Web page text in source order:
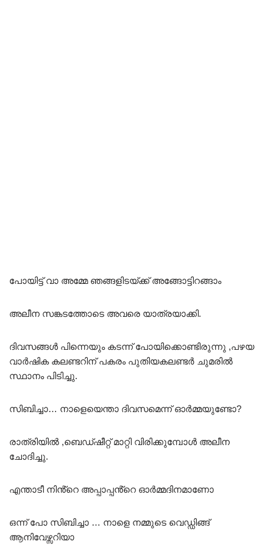
പോയിട്ട് വാ അമ്മേ ഞങ്ങളിടയ്ക്ക് അങ്ങോട്ടിറങ്ങാം
അലീന സങ്കടത്തോടെ അവരെ യാത്രയാക്കി.
ദിവസങ്ങൾ പിന്നെയും കടന്ന് പോയിക്കൊണ്ടിരുന്നു ,പഴയ
വാർഷിക കലണ്ടറിന് പകരം പുതിയകലണ്ടർ ചുമരിൽ
സ്ഥാനം പിടിച്ചു.
സിബിച്ചാ… നാളെയെന്താ ദിവസമെന്ന് ഓർമ്മയുണ്ടോ?
രാത്രിയിൽ ,ബെഡ്ഷീറ്റ് മാറ്റി വിരിക്കുമ്പോൾ അലീന
ചോദിച്ചു.
എന്താടീ നിൻ്റെ അപ്പാപ്പൻ്റെ ഓർമ്മദിനമാണോ
ഒന്ന് പോ സിബിച്ചാ … നാളെ നമ്മുടെ വെഡ്ഡിങ്ങ്
ആനിവേഴ്സറിയാ